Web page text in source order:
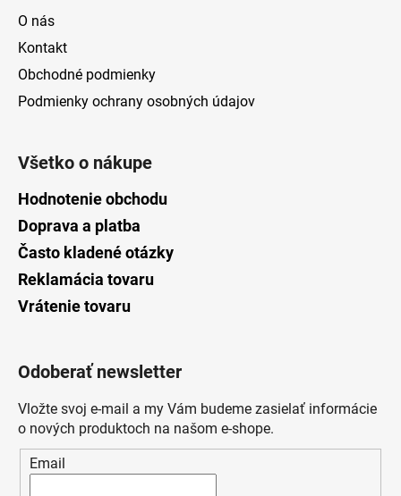
O nás
Kontakt
Obchodné podmienky
Podmienky ochrany osobných údajov
Všetko o nákupe
Hodnotenie obchodu
Doprava a platba
Často kladené otázky
Reklamácia tovaru
Vrátenie tovaru
Odoberať newsletter
Vložte svoj e-mail a my Vám budeme zasielať informácie
o nových produktoch na našom e-shope.
Email